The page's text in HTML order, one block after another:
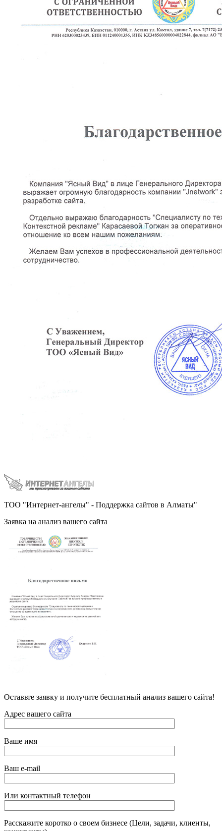
Главная
ТОО _Ясный вид_ — разработка сайта, контекстная
ТОО "Интернет-ангелы" - Поддержка сайтов в Алматы"
Заявка на анализ вашего сайта
Оставьте заявку и получите бесплатный анализ вашего сайта!
Адрес вашего сайта
Ваше имя
Ваш e-mail
Или контактный телефон
Расскажите коротко о своем бизнесе (Цели, задачи, клиенты,